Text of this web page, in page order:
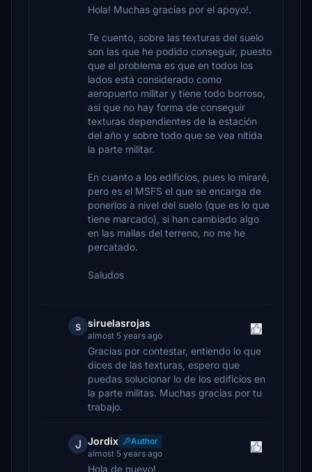
Hola! Muchas gracias por el apoyo!.
Te cuento, sobre las texturas del suelo
son las que he podido conseguir, puesto
que el problema es que en todos los
lados está considerado como
aeropuerto militar y tiene todo borroso,
así que no hay forma de conseguir
texturas dependientes de la estación
del año y sobre todo que se vea nítida
la parte militar.
En cuanto a los edificios, pues lo miraré,
pero es el MSFS el que se encarga de
ponerlos a nivel del suelo (que es lo que
tiene marcado), si han cambiado algo
en las mallas del terreno, no me he
percatado.
Saludos
s siruelasrojas
almost 5 years ago
Gracias por contestar, entiendo lo que
dices de las texturas, espero que
puedas solucionar lo de los edificios en
la parte militas. Muchas gracias por tu
trabajo.
J Jordix
Author
almost 5 years ago
Hola de nuevo!